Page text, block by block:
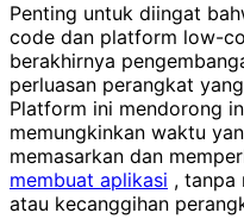
Penting untuk diingat
code dan platform low-
berakhirnya
perluasan perangkat
Platform ini mendorong
memungkinkan waktu
memasarkan dan
membuat aplikasi , tanpa
atau kecanggihan